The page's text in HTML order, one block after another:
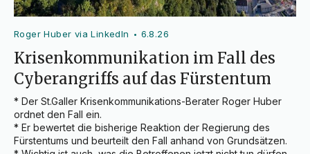
Roger Huber via LinkedIn • 6.8.26
Krisenkommunikation im Fall des
Cyberangriffs auf das Fürstentum
* Der St.Galler Krisenkommunikations-Berater Roger Huber
ordnet den Fall ein.
* Er bewertet die bisherige Reaktion der Regierung des
Fürstentums und beurteilt den Fall anhand von Grundsätzen.